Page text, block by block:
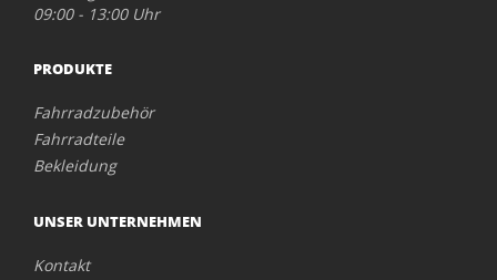
09:00 - 13:00 Uhr
PRODUKTE
Fahrradzubehör
Fahrradteile
Bekleidung
UNSER UNTERNEHMEN
Kontakt